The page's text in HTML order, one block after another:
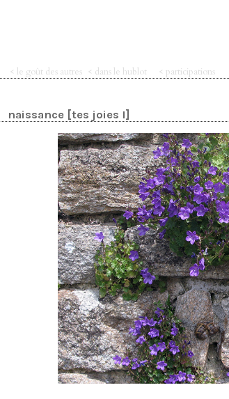
< le goût des autres < dans le hublot < participations
naissance [tes joies I]